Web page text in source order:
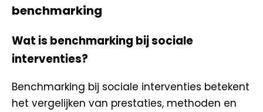
benchmarking
Wat is benchmarking bij sociale
interventies?
Benchmarking bij sociale interventies betekent
het vergelijken van prestaties, methoden en